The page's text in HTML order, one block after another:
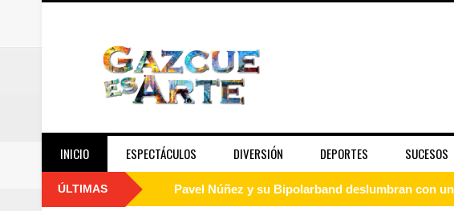
INICIO ESPECTÁCULOS DIVERSIÓN DEPORTES SUCESOS
ÚLTIMAS Pavel Núñez y su Bipolarband deslumbran con